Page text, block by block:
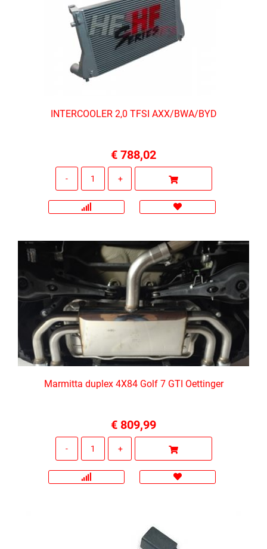
INTERCOOLER 2,0 TFSI AXX/BWA/BYD
€ 788,02
Marmitta duplex 4X84 Golf 7 GTI Oettinger
€ 809,99